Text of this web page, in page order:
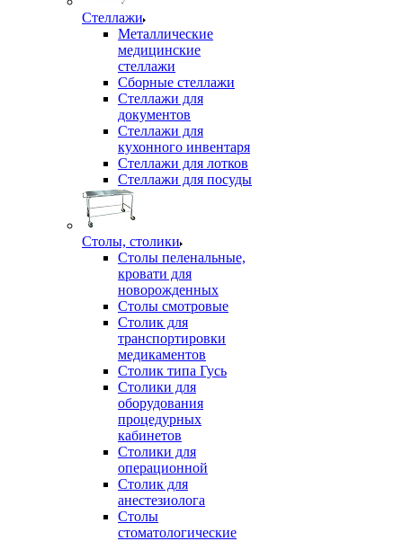
Стеллажи
Металлические
медицинские
стеллажи
Сборные стеллажи
Стеллажи для
документов
Стеллажи для
кухонного инвентаря
Стеллажи для лотков
Стеллажи для посуды
Столы, столики
Столы пеленальные,
кровати для
новорожденных
Столы смотровые
Столик для
транспортировки
медикаментов
Столик типа Гусь
Столики для
оборудования
процедурных
кабинетов
Столики для
операционной
Столик для
анестезиолога
Столы
стоматологические